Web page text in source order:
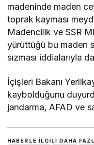
madeninde maden
toprak kayması
Madencilik ve SSR
yürüttüğü bu maden
sızması iddialarıyla
İçişleri Bakanı
kaybolduğunu
jandarma, AFAD ve
HABERLE ILGILI DAHA